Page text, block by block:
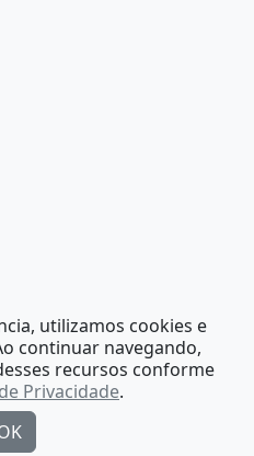
utilizamos cookies e
continuar navegando,
recursos conforme
Privacidade.